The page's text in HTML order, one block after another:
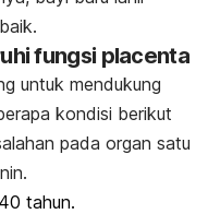
fungsi placenta
untuk mendukung
kondisi berikut
pada organ satu
tahun.